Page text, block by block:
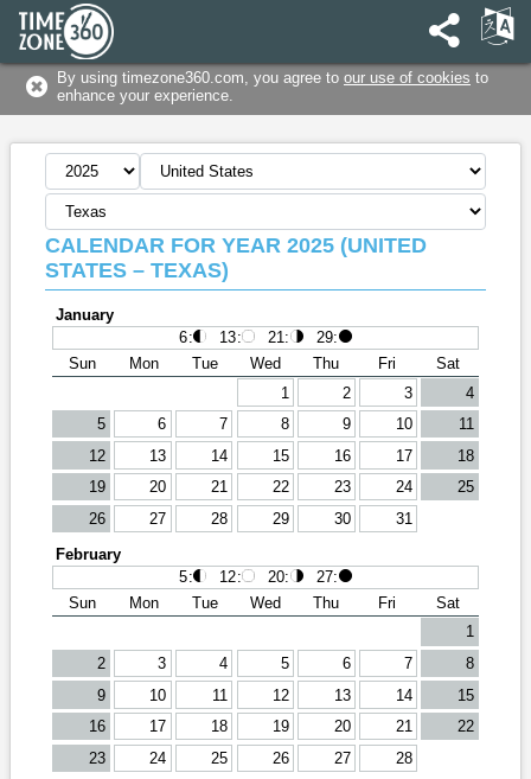
By using timezone360.com, you agree to our use of cookies to
enhance your experience.
CALENDAR FOR YEAR 2025 (UNITED
STATES – TEXAS)
January
6: 13: 21: 29:
Sun
Mon Tue Wed Thu Fri
Sat
1
2 3
4
5
6 7 8 9 10
11
12
13 14 15 16 17
18
19
20 21 22 23 24
25
26
27 28 29 30 31
February
5: 12: 20: 27:
Sun
Mon Tue Wed Thu Fri
Sat
1
2
3 4 5 6 7
8
9
10 11 12 13 14
15
16
17 18 19 20 21
22
23
24 25 26 27 28